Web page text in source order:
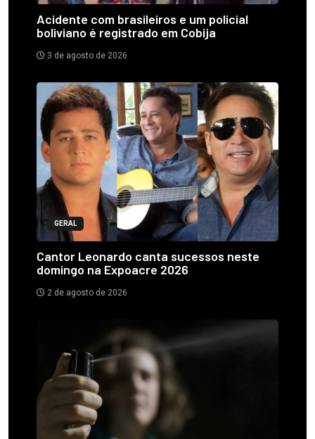
Acidente com brasileiros e um policial
boliviano é registrado em Cobija
3 de agosto de 2026
GERAL
Cantor Leonardo canta sucessos neste
domingo na Expoacre 2026
2 de agosto de 2026